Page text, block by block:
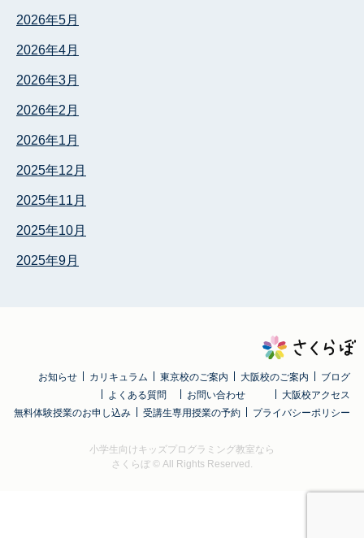
2026年5月
2026年4月
2026年3月
2026年2月
2026年1月
2025年12月
2025年11月
2025年10月
2025年9月
お知らせ カリキュラム 東京校のご案内 大阪校のご案内
ブログ
よくある質問
お問い合わせ
大阪校アクセス
無料体験授業のお申し込み
受講生専用授業の予約 プライバシーポリシー
小学生向けキッズプログラミング教室なら
さくらぼ© All Rights Reserved.